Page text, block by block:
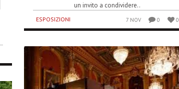
un invito a condividere..
ESPOSIZIONI 7 NOV 0 0